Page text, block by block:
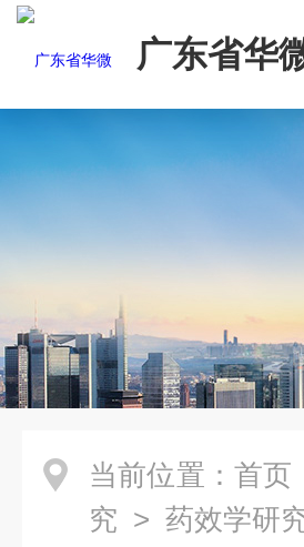
广东省华
当前位置： 首页
究 > 药效学研